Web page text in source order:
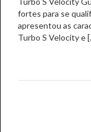
fortes para se
apresentou as
Turbo S Velocity e